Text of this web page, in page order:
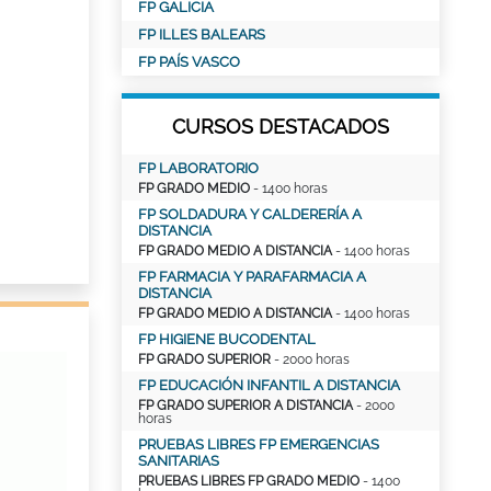
FP GALICIA
FP ILLES BALEARS
FP PAÍS VASCO
CURSOS DESTACADOS
FP LABORATORIO
FP GRADO MEDIO - 1400 horas
FP SOLDADURA Y CALDERERÍA A
DISTANCIA
FP GRADO MEDIO A DISTANCIA- 1400 horas
FP FARMACIA Y PARAFARMACIA A
DISTANCIA
FP GRADO MEDIO A DISTANCIA- 1400 horas
FP HIGIENE BUCODENTAL
FP GRADO SUPERIOR - 2000 horas
FP EDUCACIÓN INFANTIL A DISTANCIA
FP GRADO SUPERIOR A DISTANCIA- 2000
horas
PRUEBAS LIBRES FP EMERGENCIAS
SANITARIAS
PRUEBAS LIBRES FP GRADO MEDIO - 1400